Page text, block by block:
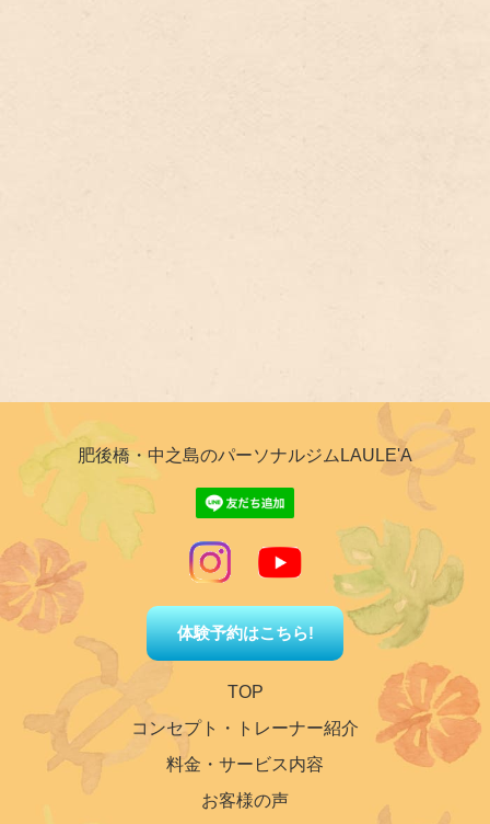
肥後橋・中之島のパーソナルジムLAULE'A
体験予約はこちら!
TOP
コンセプト・トレーナー紹介
料金・サービス内容
お客様の声